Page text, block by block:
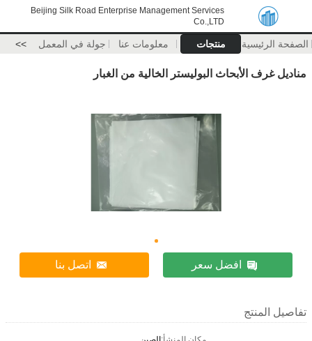
Beijing Silk Road Enterprise Management Services
Co.,LTD
الصفحة الرئيسية منتجات معلومات عنا جولة في المعمل >>
مناديل غرف الأبحاث البوليستر الخالية من الغبار
افضل سعر اتصل بنا
تفاصيل المنتج